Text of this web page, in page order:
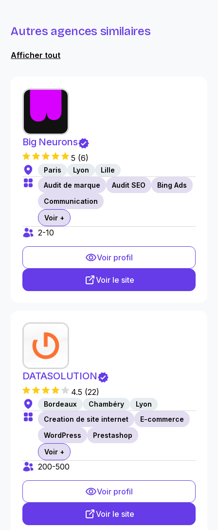
Autres agences similaires
Afficher tout
Big Neurons
5 (6)
Paris Lyon
Lille
Audit de marque
Audit SEO
Bing Ads
Communication
Voir +
2-10
Voir profil
Voir le site
DATASOLUTION
4.5 (22)
Bordeaux Chambéry
Lyon
Creation de site internet
E-commerce
WordPress
Prestashop
Voir +
200-500
Voir profil
Voir le site